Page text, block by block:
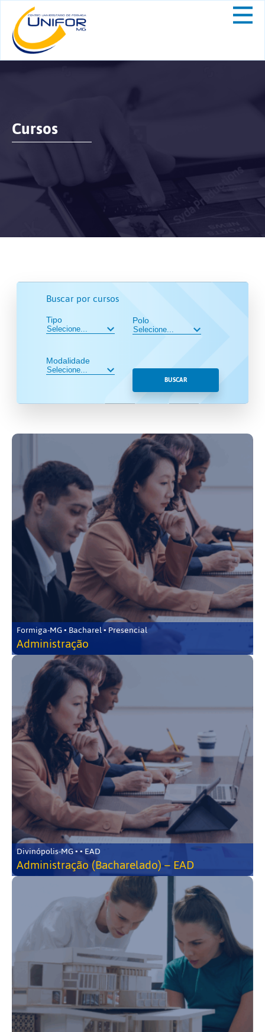
Cursos
Buscar por cursos
Tipo
Modalidade
Polo
BUSCAR
Formiga-MG • Bacharel • Presencial
Administração
Divinópolis-MG • • EAD
Administração (Bacharelado) – EAD